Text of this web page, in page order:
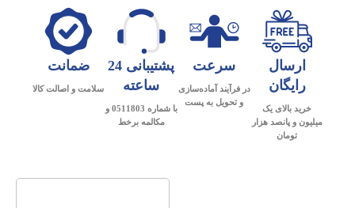
ارسال
رایگان
خرید بالای یک
میلیون و پانصد هزار
تومان
سرعت
در فرآیند آماده‌سازی
و تحویل به پست
پشتیبانی 24
ساعته
با شماره 0511803 و
مکالمه برخط
ضمانت
سلامت و اصالت کالا